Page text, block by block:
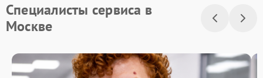
Специалисты сервиса в
Москве